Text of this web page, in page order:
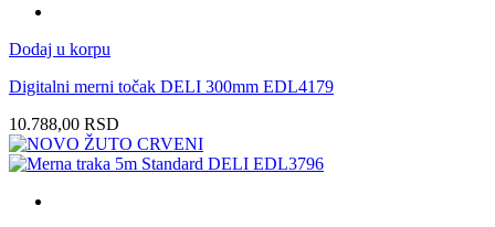
Dodaj u korpu
Digitalni merni točak DELI 300mm EDL4179
10.788,00 RSD